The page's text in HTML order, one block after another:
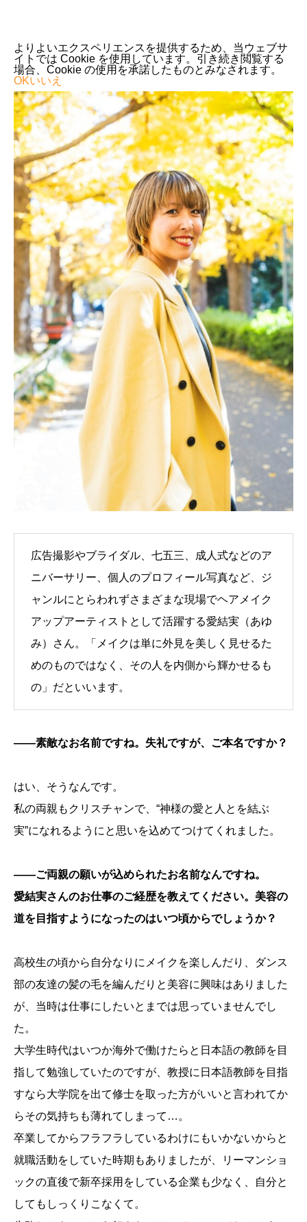
よりよいエクスペリエンスを提供するため、当ウェブサ
イトでは Cookie を使用しています。引き続き閲覧する
場合、Cookie の使用を承諾したものとみなされます。
OKいいえ
広告撮影やブライダル、七五三、成人式などのア
ニバーサリー、個人のプロフィール写真など、ジ
ャンルにとらわれずさまざまな現場でヘアメイク
アップアーティストとして活躍する愛結実（あゆ
み）さん。「メイクは単に外見を美しく見せるた
めのものではなく、その人を内側から輝かせるも
の」だといいます。
――素敵なお名前ですね。失礼ですが、ご本名ですか？
はい、そうなんです。
私の両親もクリスチャンで、“神様の愛と人とを結ぶ
実”になれるようにと思いを込めてつけてくれました。
――ご両親の願いが込められたお名前なんですね。
愛結実さんのお仕事のご経歴を教えてください。美容の
道を目指すようになったのはいつ頃からでしょうか？
高校生の頃から自分なりにメイクを楽しんだり、ダンス
部の友達の髪の毛を編んだりと美容に興味はありました
が、当時は仕事にしたいとまでは思っていませんでし
た。
大学生時代はいつか海外で働けたらと日本語の教師を目
指して勉強していたのですが、教授に日本語教師を目指
すなら大学院を出て修士を取った方がいいと言われてか
らその気持ちも薄れてしまって…。
卒業してからフラフラしているわけにもいかないからと
就職活動をしていた時期もありましたが、リーマンショ
ックの直後で新卒採用をしている企業も少なく、自分と
してもしっくりこなくて。